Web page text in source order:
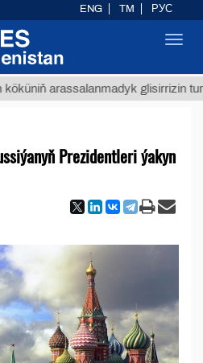
arassalanmadyk glisirrizin turşusy
Prezidentleri ýakyn
ENG TM РУС